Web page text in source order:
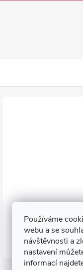
Používáme
webu a se
návštěvnosti a
nastavení
informací